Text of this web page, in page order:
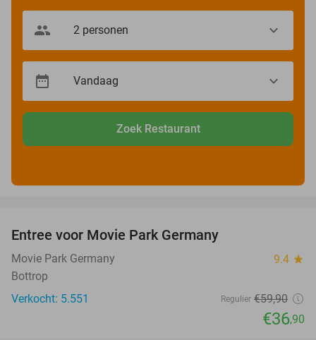
Zoek Restaurant
Entree voor Movie Park Germany
Movie Park Germany 9.4 star
Bottrop
Verkocht: 5.551
Regulier €59,90
€36,90